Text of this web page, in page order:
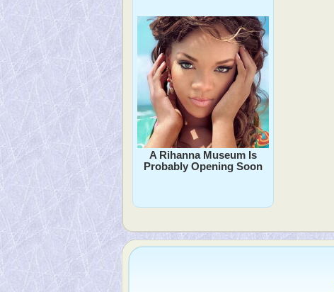
A Rihanna Museum Is
Probably Opening Soon